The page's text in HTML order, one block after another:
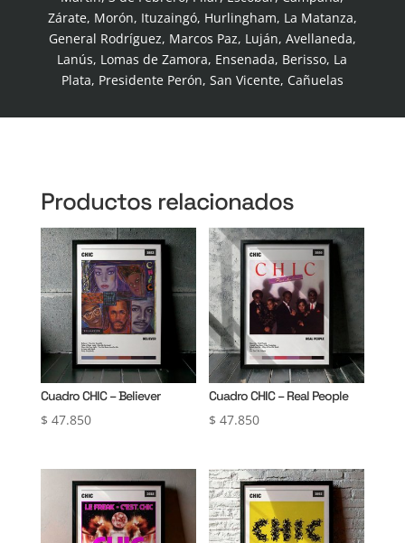
Zárate, Morón, Ituzaingó, Hurlingham, La Matanza,
General Rodríguez, Marcos Paz, Luján, Avellaneda,
Lanús, Lomas de Zamora, Ensenada, Berisso, La
Plata, Presidente Perón, San Vicente, Cañuelas
Productos relacionados
Cuadro CHIC – Believer
$ 47.850
Cuadro CHIC – Real People
$ 47.850